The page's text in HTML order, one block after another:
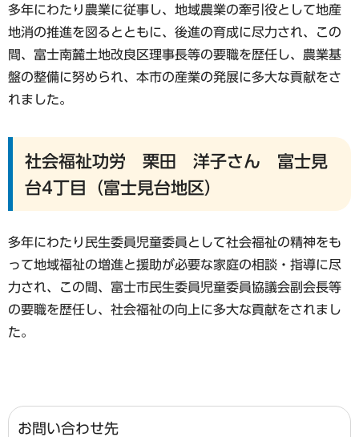
多年にわたり農業に従事し、地域農業の牽引役として地産
地消の推進を図るとともに、後進の育成に尽力され、この
間、富士南麓土地改良区理事長等の要職を歴任し、農業基
盤の整備に努められ、本市の産業の発展に多大な貢献をさ
れました。
社会福祉功労 栗田 洋子さん 富士見
台4丁目（富士見台地区）
多年にわたり民生委員児童委員として社会福祉の精神をも
って地域福祉の増進と援助が必要な家庭の相談・指導に尽
力され、この間、富士市民生委員児童委員協議会副会長等
の要職を歴任し、社会福祉の向上に多大な貢献をされまし
た。
お問い合わせ先